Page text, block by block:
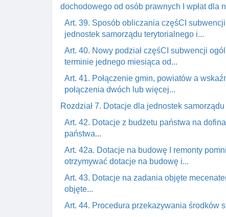
dochodowego od osób prawnych I wpłat dla
Art. 39. Sposób obliczania częśCI
jednostek samorządu terytorialnego i...
Art. 40. Nowy podział częśCI subwencji
terminie jednego miesiąca od...
Art. 41. Połączenie gmin, powiatów a
połączenia dwóch lub więcej...
Rozdział 7. Dotacje dla jednostek
Art. 42. Dotacje z budżetu państwa na
państwa...
Art. 42a. Dotacje na budowę I remonty
otrzymywać dotacje na budowę i...
Art. 43. Dotacje na zadania objęte
objęte...
Art. 44. Procedura przekazywania środków